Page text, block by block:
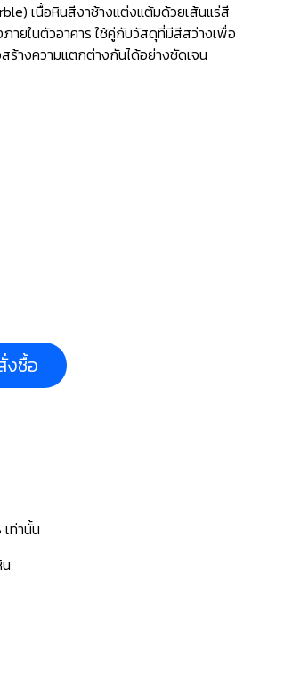
เนื้อหินสีงาช้างแต่งแต้มด้วยเส้นแร่สี
ายในตัวอาคาร ใช้คู่กับวัสดุที่มีสีสว่างเพื่อ
างความแตกต่างกันได้อย่างชัดเจน
ซื้อ
ท่านั้น